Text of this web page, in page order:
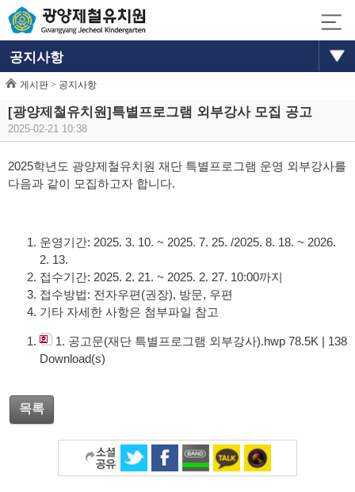
공지사항
게시판 > 공지사항
[광양제철유치원]특별프로그램 외부강사 모집 공고
2025-02-21 10:38
2025학년도 광양제철유치원 재단 특별프로그램 운영 외부강사를
다음과 같이 모집하고자 합니다.
운영기간: 2025. 3. 10. ~ 2025. 7. 25. /2025. 8. 18. ~ 2026.
2. 13.
접수기간: 2025. 2. 21. ~ 2025. 2. 27. 10:00까지
접수방법: 전자우편(권장), 방문, 우편
기타 자세한 사항은 첨부파일 참고
1. 공고문(재단 특별프로그램 외부강사).hwp 78.5K | 138
Download(s)
목록